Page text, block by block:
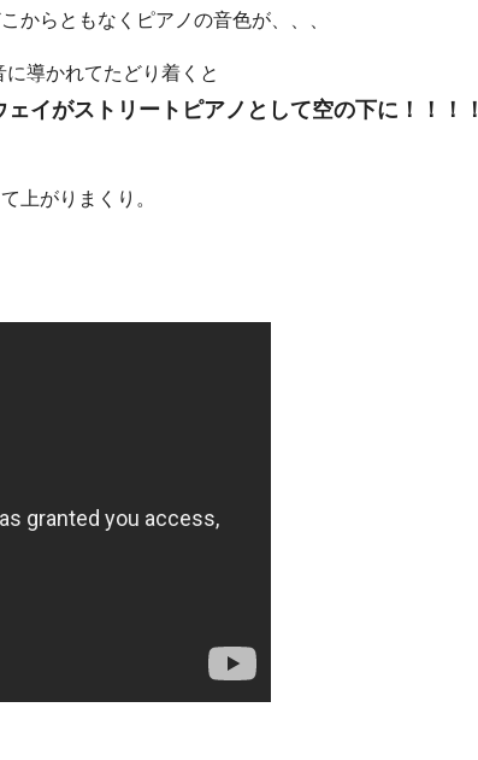
からともなくピアノの音色が、、、
導かれてたどり着くと
イがストリートピアノとして空の下に！！！！
上がりまくり。